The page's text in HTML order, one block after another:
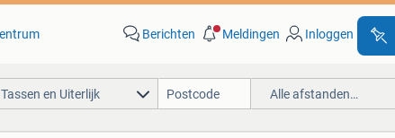
Berichten Meldingen Inloggen
en Uiterlijk Alle afstanden…